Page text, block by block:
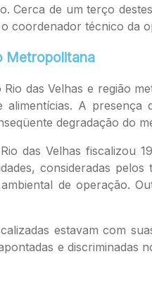
Cerca de um terço
coordenador técnico da
Metropolitana
das Velhas e região
alimentícias. A
degradação do
das Velhas fiscalizou
consideradas
de operação.
estavam com
e